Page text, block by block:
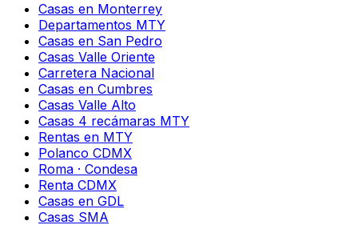
Casas en Monterrey
Departamentos MTY
Casas en San Pedro
Casas Valle Oriente
Carretera Nacional
Casas en Cumbres
Casas Valle Alto
Casas 4 recámaras MTY
Rentas en MTY
Polanco CDMX
Roma · Condesa
Renta CDMX
Casas en GDL
Casas SMA